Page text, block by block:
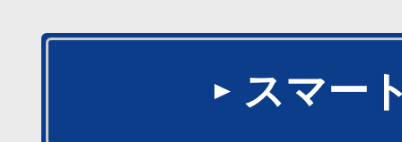
スマー